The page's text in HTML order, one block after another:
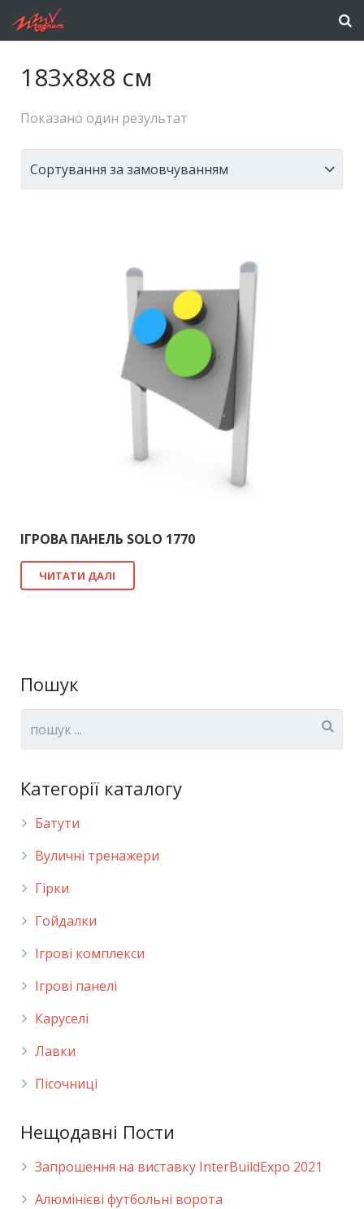
183x8x8 см
Показано один результат
ІГРОВА ПАНЕЛЬ SOLO 1770
ЧИТАТИ ДАЛІ
Пошук
Категорії каталогу
Батути
Вуличні тренажери
Гірки
Гойдалки
Ігрові комплекси
Ігрові панелі
Каруселі
Лавки
Пісочниці
Нещодавні Пости
Запрошення на виставку InterBuildExpo 2021
Алюмінієві футбольні ворота